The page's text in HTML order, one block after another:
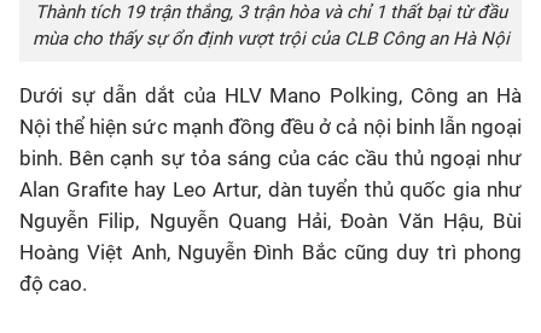
Thành tích 19 trận thắng, 3 trận hòa và chỉ 1 thất bại từ đầu
mùa cho thấy sự ổn định vượt trội của CLB Công an Hà Nội
Dưới sự dẫn dắt của HLV Mano Polking, Công an Hà
Nội thể hiện sức mạnh đồng đều ở cả nội binh lẫn ngoại
binh. Bên cạnh sự tỏa sáng của các cầu thủ ngoại như
Alan Grafite hay Leo Artur, dàn tuyển thủ quốc gia như
Nguyễn Filip, Nguyễn Quang Hải, Đoàn Văn Hậu, Bùi
Hoàng Việt Anh, Nguyễn Đình Bắc cũng duy trì phong
độ cao.